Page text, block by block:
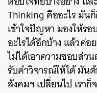
Thinking คืออะไร มันก็
เข้าใจปัญหา มองให้ร
อะไรได้อีกบ้าง แล้วค่อ
ไม่ได้เอาความชอบส่ว
รับคำวิจารณ์ให้ได้ มัน
สังคมฯ เปลี่ยนไป เรา